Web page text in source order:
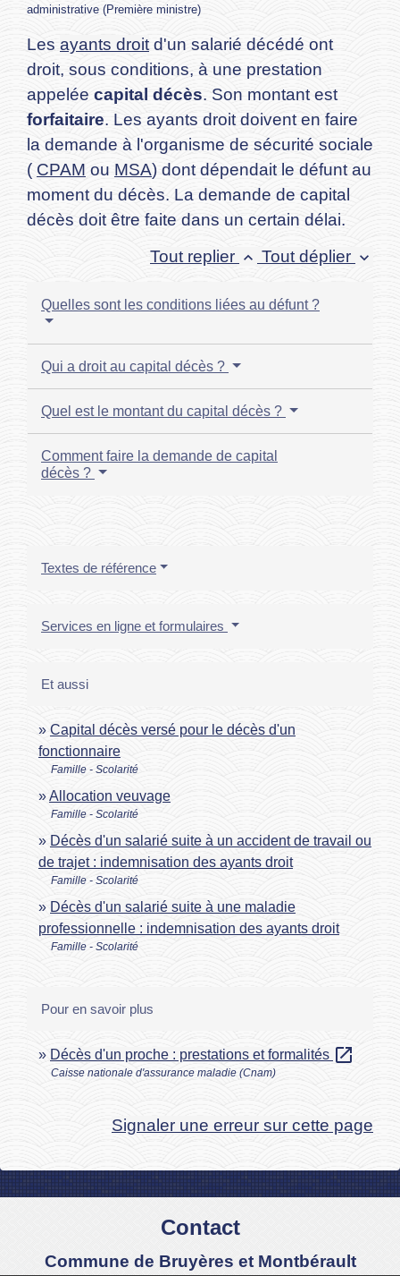
administrative (Première ministre)
Les ayants droitd'un salarié décédé ont
droit, sous conditions, à une prestation
appelée capital décès. Son montant est
forfaitaire. Les ayants droit doivent en faire
la demande à l'organisme de sécurité sociale
( CPAM ou MSA) dont dépendait le défunt au
moment du décès. La demande de capital
décès doit être faite dans un certain délai.
Tout replier keyboard_arrow_up Tout déplier keyboard_arrow_down
Quelles sont les conditions liées au défunt ?
Qui a droit au capital décès ?
Quel est le montant du capital décès ?
Comment faire la demande de capital
décès ?
Textes de référence
Services en ligne et formulaires
Et aussi
Capital décès versé pour le décès d'un
fonctionnaire
Famille - Scolarité
Allocation veuvage
Famille - Scolarité
Décès d'un salarié suite à un accident de travail ou
de trajet : indemnisation des ayants droit
Famille - Scolarité
Décès d'un salarié suite à une maladie
professionnelle : indemnisation des ayants droit
Famille - Scolarité
Pour en savoir plus
Décès d'un proche : prestations et formalités open_in_new
Caisse nationale d'assurance maladie (Cnam)
Signaler une erreur sur cette page
Contact
Commune de Bruyères et Montbérault